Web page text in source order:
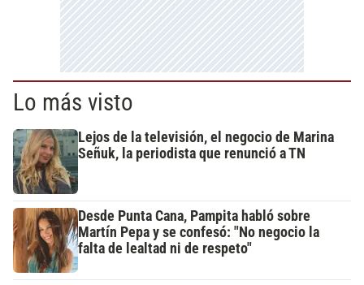
Lo más visto
Lejos de la televisión, el negocio de Marina
Señuk, la periodista que renunció a TN
Desde Punta Cana, Pampita habló sobre
Martín Pepa y se confesó: "No negocio la
falta de lealtad ni de respeto"